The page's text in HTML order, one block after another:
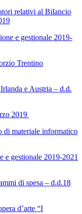
relativi al Bilancio
e gestionale 2019-
Trentino
e Austria – d.d.
2019
di materiale informatico
gestionale 2019-2021
di spesa – d.d.18
d’arte “I